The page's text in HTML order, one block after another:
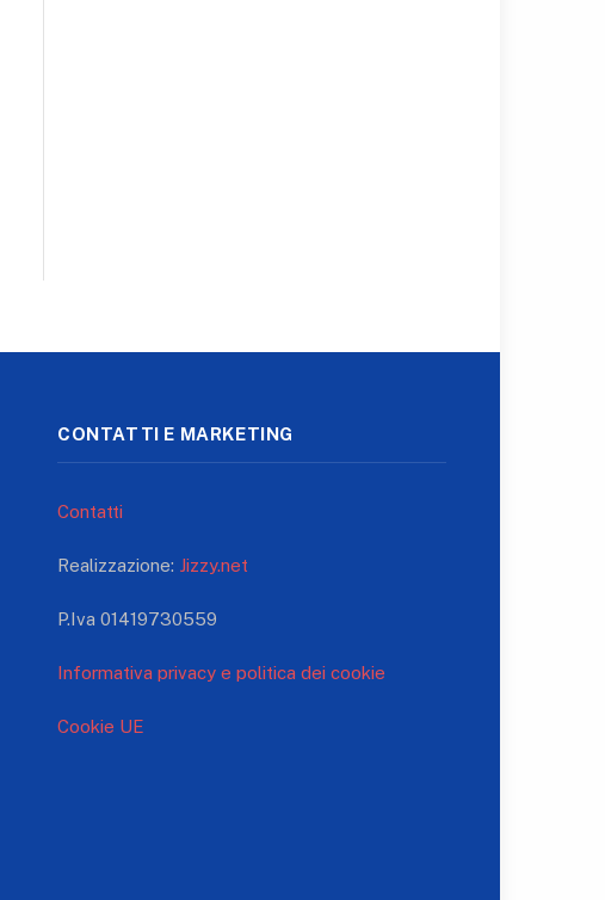
CONTATTI E MARKETING
Contatti
Realizzazione: Jizzy.net
P.Iva 01419730559
Informativa privacy e politica dei cookie
Cookie UE